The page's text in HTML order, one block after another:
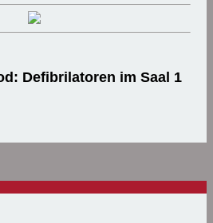
Defibrilatoren im Saal 1